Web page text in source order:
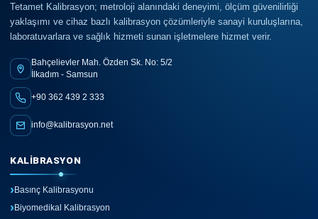
Tetamet Kalibrasyon; metroloji alanındaki deneyimi, ölçüm güvenilirliği
yaklaşımı ve cihaz bazlı kalibrasyon çözümleriyle sanayi kuruluşlarına,
laboratuvarlara ve sağlık hizmeti sunan işletmelere hizmet verir.
Bahçelievler Mah. Özden Sk. No: 5/2
İlkadım - Samsun
+90 362 439 2 333
info@kalibrasyon.net
KALIBRASYON
Basınç Kalibrasyonu
Biyomedikal Kalibrasyon